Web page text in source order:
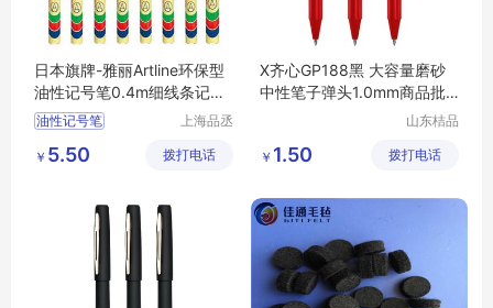
日本旗牌-雅丽Artline环保型
油性记号笔0.4m细线条记号
笔EK-725
油性记号笔
上海品丞
公司
￥ 5.50 拨打电话
X齐心GP188黑 大容量磨砂
中性笔子弹头1.0mm商品批
山东桔品
公司
￥ 1.50 拨打电话